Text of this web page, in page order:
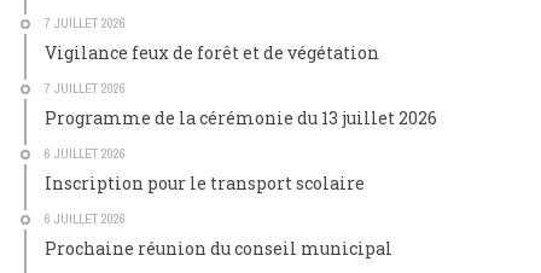
7 JUILLET 2026
Vigilance feux de forêt et de végétation
7 JUILLET 2026
Programme de la cérémonie du 13 juillet 2026
6 JUILLET 2026
Inscription pour le transport scolaire
6 JUILLET 2026
Prochaine réunion du conseil municipal